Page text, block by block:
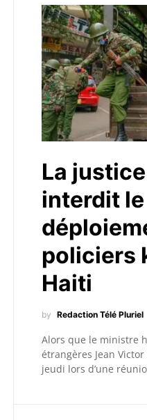
La
interdit le
policiers
Haiti
by Redaction Télé Pluriel
Alors que le ministre
étrangères Jean
jeudi lors d’une